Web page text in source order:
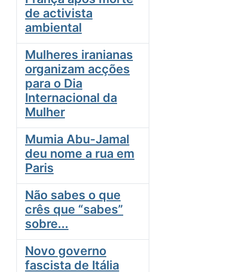
de activista
ambiental
Mulheres iranianas
organizam acções
para o Dia
Internacional da
Mulher
Mumia Abu-Jamal
deu nome a rua em
Paris
Não sabes o que
crês que “sabes”
sobre...
Novo governo
fascista de Itália